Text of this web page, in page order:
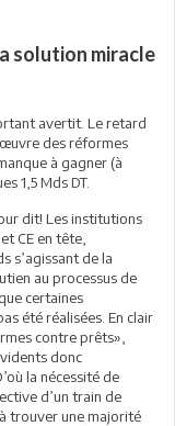
solution miracle
avertit. Le retard
des réformes
à gagner (à
1,5 Mds DT.
dit! Les institutions
CE en tête,
s’agissant de la
au processus de
certaines
été réalisées. En clair
contre prêts»,
donc
la nécessité de
d’un train de
trouver une majorité